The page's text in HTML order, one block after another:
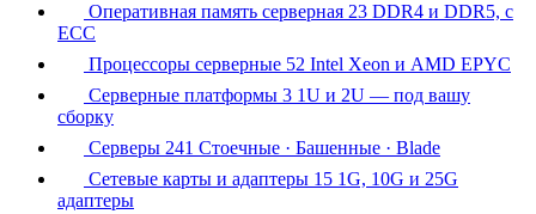
Оперативная память серверная 23 DDR4 и DDR5, с
ECC
Процессоры серверные 52 Intel Xeon и AMD EPYC
Серверные платформы 3 1U и 2U — под вашу
сборку
Серверы 241 Стоечные · Башенные · Blade
Сетевые карты и адаптеры 15 1G, 10G и 25G
адаптеры